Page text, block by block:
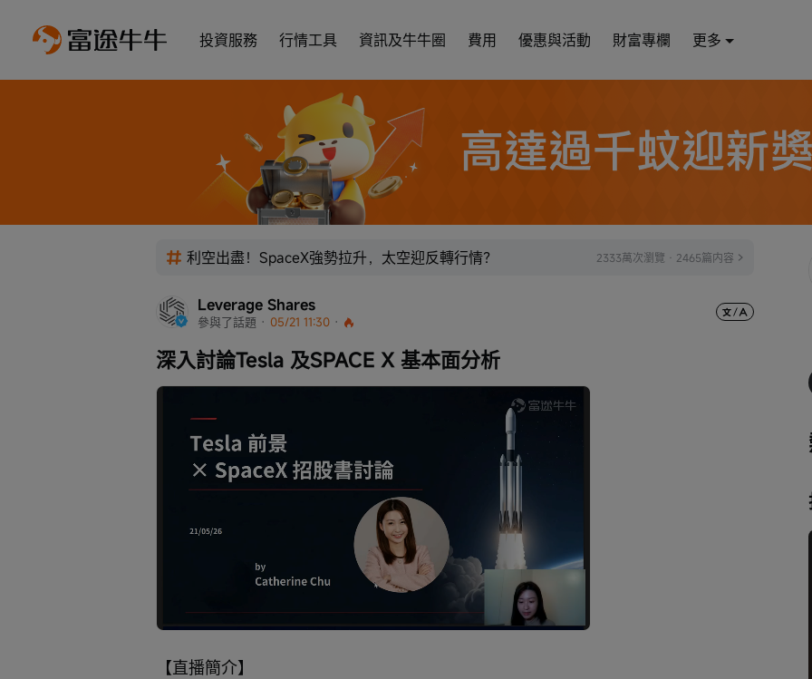
投資服務 行情工具 資訊及牛牛圈 費用 優惠與活動 財富專欄 更多
利空出盡！SpaceX強勢拉升，太空迎反轉行情？ 2333萬次瀏覽 · 2465篇内容
Leverage Shares
參與了話題 · 05/21 11:30 ·
深入討論Tesla 及SPACE X 基本面分析
消 /
0%
播
放
【直播簡介】